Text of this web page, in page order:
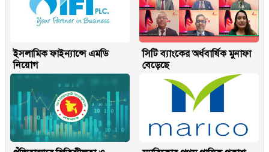
ইসলামিক ফাইন্যান্সে এমডি
নিয়োগ
সিটি ব্যাংকের অর্ধবার্ষিক মুনাফা
বেড়েছে